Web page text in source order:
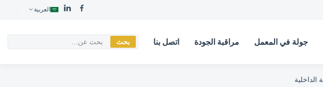
العربية
جولة في المعمل مراقبة الجودة اتصل بنا بحث